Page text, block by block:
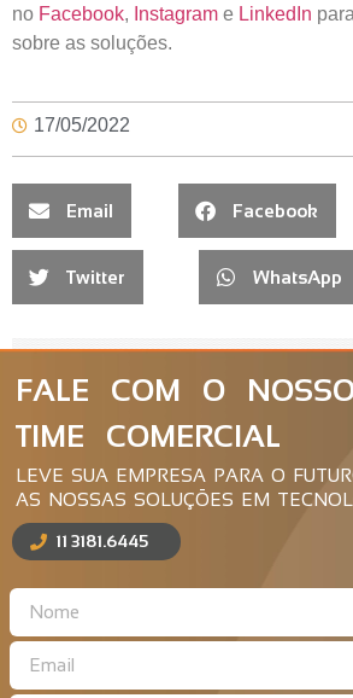
no Facebook, Instagram e LinkedIn
sobre as soluções.
17/05/2022
Email Facebook
Twitter WhatsApp
FALE COM O
TIME COMERCIAL
LEVE SUA EMPRESA PARA O
AS NOSSAS SOLUÇÕES EM
11 3181.6445